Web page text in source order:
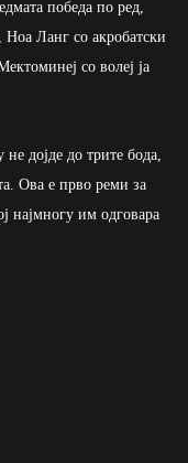
победа по ред,
Ланг со акробатски
со волеј ја
дојде до трите бода,
Ова е прво реми за
најмногу им одговара